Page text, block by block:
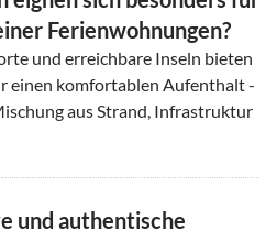
Ferienwohnungen?
und erreichbare Inseln bieten
einen komfortablen Aufenthalt -
aus Strand, Infrastruktur
und authentische